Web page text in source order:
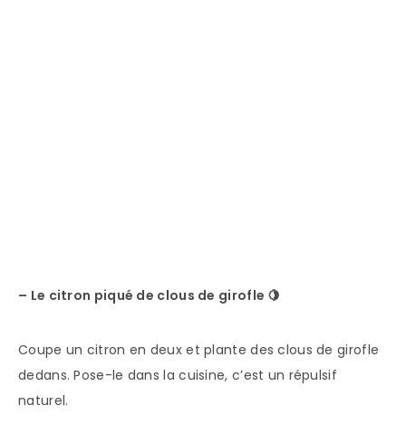
– Le citron piqué de clous de girofle 🍋
Coupe un citron en deux et plante des clous de girofle
dedans. Pose-le dans la cuisine, c’est un répulsif
naturel.